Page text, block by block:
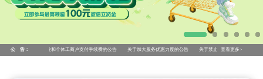
公 告：
继续降低小微企业和个体工商户支付手续费的公告 关于加大服务优惠力度的公告 关于禁止使用我行账户、产品、服
查看更多>